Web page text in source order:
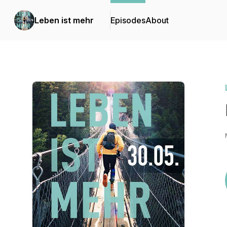
Leben ist mehr EpisodesAbout